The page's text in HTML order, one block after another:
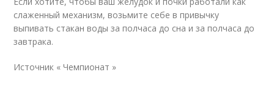
слаженный механизм, возьмите себе в привычку
выпивать стакан воды за полчаса до сна и за полчаса до
завтрака.
Источник « Чемпионат »